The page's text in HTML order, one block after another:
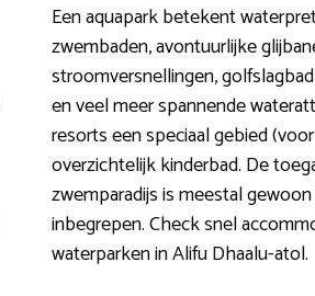
Een aquapark betekent
zwembaden, avontuurlijke
stroomversnellingen,
en veel meer spannende
resorts een speciaal gebied
overzichtelijk kinderbad. De
zwemparadijs is meestal
inbegrepen. Check snel
waterparken in Alifu Dhaalu-atol.